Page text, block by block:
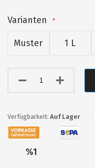
Varianten
Muster 1 L
Auf Lager
%1